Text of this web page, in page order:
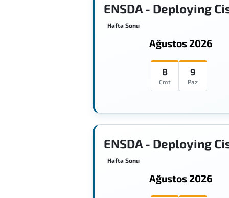
ENSDA - Deploying
Hafta Sonu
Ağustos 2026
8
Cmt
9
Paz
ENSDA - Deploying
Hafta Sonu
Ağustos 2026